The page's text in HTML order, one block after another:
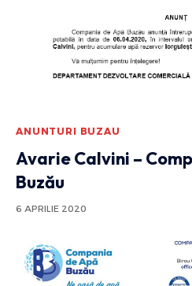
ANUNTURI BUZAU
Avarie Calvini –
Buzău
6 APRILIE 2020